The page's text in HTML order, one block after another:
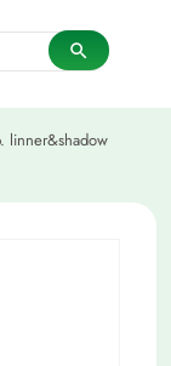
linner&shadow